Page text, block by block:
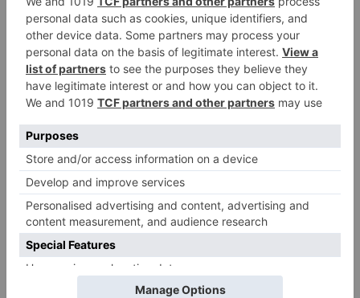
Todas estas actuaciones se enmarcan en la
consolidación de un ecosistema favorable a la
empresa y al emprendimiento, que ya está
plenamente implantado en la Comunidad y que
la Junta continúa reforzando para mejorar su
eficacia. Un entorno en el que las empresas
encuentran apoyo, acompañamiento y
herramientas para crecer, generar empleo y
contribuir al desarrollo económico y social de